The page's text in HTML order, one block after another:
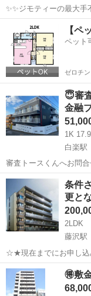
✨✨ジモティーの最大手
🙇‍♂️賃貸の成約件数800件を突破❗️❗️
ス開始からたくさんの
神奈川
【ペ
ペット
ゼロチン
😇審
金融
1K
白楽駅
審査トースくんへお問合せ頂
査で苦戦しているあなた
ください✨✨ 審査は通るものではなく、通すものです！ 『審査トース
くん』...
神奈川 横浜市 白
条件
更と
2LDK
藤沢駅
☆★現在までにお申し
お部屋探し不動産を宜しくお願いし
など多岐に渡りお取り
☆★ メール、電話でお...
神奈川 藤沢市 藤
🉐敷